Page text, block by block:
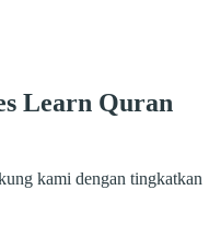
Learn Quran
kami dengan tingkatkan